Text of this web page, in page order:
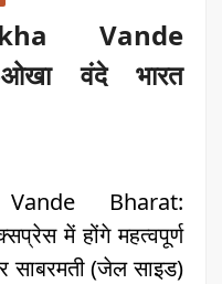
Vande
वंदे भारत
Bharat:
में होंगे महत्वपूर्ण
साबरमती (जेल साइड)